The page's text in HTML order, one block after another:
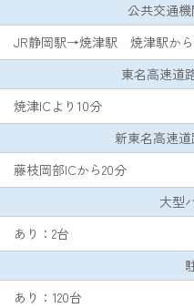
公共交通
JR静岡駅→焼津駅 焼津駅から
東名高速道
焼津ICより10分
新東名高速
藤枝岡部ICから20分
大型
あり：2台
あり：120台